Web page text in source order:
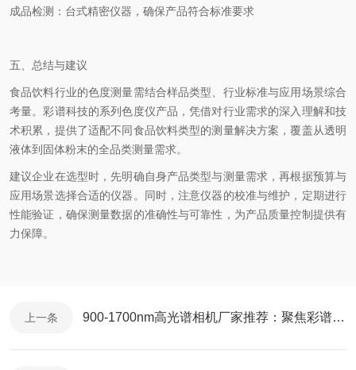
成品检测：台式精密仪器，确保产品符合标准要求
五、总结与建议
食品饮料行业的色度测量需结合样品类型、行业标准与应用场景综合
考量。彩谱科技的系列色度仪产品，凭借对行业需求的深入理解和技
术积累，提供了适配不同食品饮料类型的测量解决方案，覆盖从透明
液体到固体粉末的全品类测量需求。
建议企业在选型时，先明确自身产品类型与测量需求，再根据预算与
应用场景选择合适的仪器。同时，注意仪器的校准与维护，定期进行
性能验证，确保测量数据的准确性与可靠性，为产品质量控制提供有
力保障。
上一条 900-1700nm高光谱相机厂家推荐：聚焦彩谱科技的短波红外解决方案